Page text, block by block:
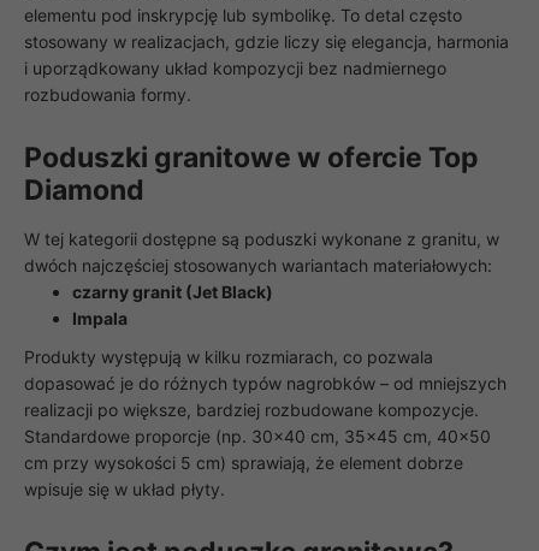
elementu pod inskrypcję lub symbolikę. To detal często
stosowany w realizacjach, gdzie liczy się elegancja, harmonia
i uporządkowany układ kompozycji bez nadmiernego
rozbudowania formy.
Poduszki granitowe w ofercie Top
Diamond
W tej kategorii dostępne są poduszki wykonane z granitu, w
dwóch najczęściej stosowanych wariantach materiałowych:
czarny granit (Jet Black)
Impala
Produkty występują w kilku rozmiarach, co pozwala
dopasować je do różnych typów nagrobków – od mniejszych
realizacji po większe, bardziej rozbudowane kompozycje.
Standardowe proporcje (np. 30×40 cm, 35×45 cm, 40×50
cm przy wysokości 5 cm) sprawiają, że element dobrze
wpisuje się w układ płyty.